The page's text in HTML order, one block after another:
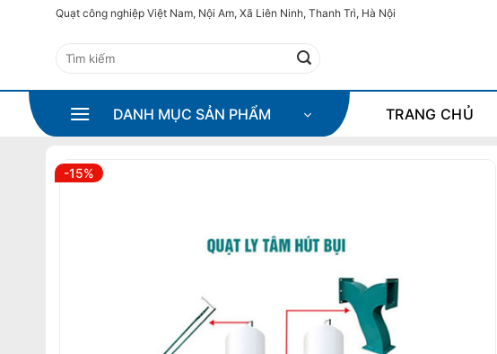
Quạt công nghiệp Việt Nam, Nội Am, Xã Liên Ninh, Thanh Trì, Hà Nội
Tìm
DANH MỤC SẢN PHẨM TRANG CHỦ
-15%